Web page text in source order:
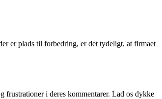
er plads til forbedring, er det tydeligt, at firmaet
i deres kommentarer. Lad os dykke